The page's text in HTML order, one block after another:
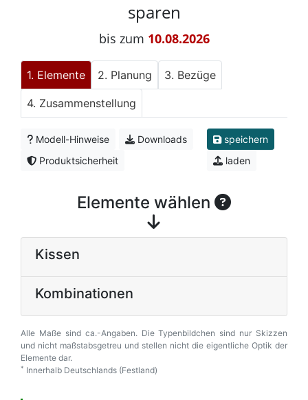
sparen
bis zum 10.08.2026
Elemente Planung Bezüge
Zusammenstellung
Modell-Hinweise
Downloads
Produktsicherheit
speichern
laden
Elemente wählen
Kissen
Kombinationen
Alle Maße sind ca.-Angaben. Die Typenbildchen sind nur Skizzen
und nicht maßstabsgetreu und stellen nicht die eigentliche Optik der
Elemente dar.
* Innerhalb Deutschlands (Festland)